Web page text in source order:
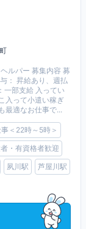
ルパー 募集内容 募
： 昇給あり、週払
一部支給 入ってい
入って小遣い稼ぎ
最適なお仕事で...
＜22時～5時＞
・有資格者歓迎
夙川駅
芦屋川駅